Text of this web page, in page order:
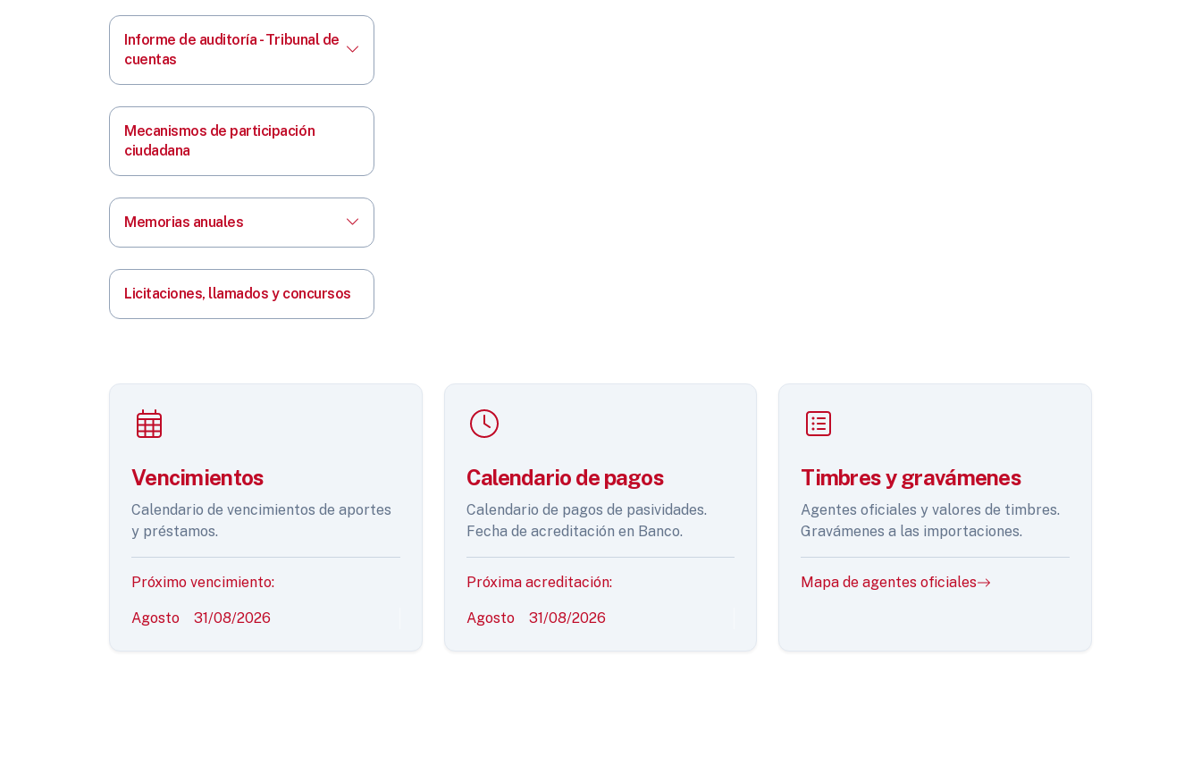
Informe de auditoría - Tribunal de
cuentas
Mecanismos de participación
ciudadana
Memorias anuales
Licitaciones, llamados y concursos
Vencimientos
Calendario de vencimientos de aportes
y préstamos.
Próximo vencimiento:
Agosto 31/08/2026
Calendario de pagos
Calendario de pagos de pasividades.
Fecha de acreditación en Banco.
Próxima acreditación:
Agosto 31/08/2026
Timbres y gravámenes
Agentes oficiales y valores de timbres.
Gravámenes a las importaciones.
Mapa de agentes oficiales